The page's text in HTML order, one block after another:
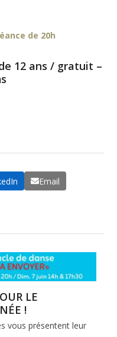
de 20h
12 ans / gratuit –
Email
LE
!
vous présentent leur